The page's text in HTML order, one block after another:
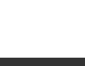
Aquatic поглощают